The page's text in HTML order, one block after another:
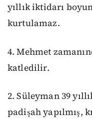
yıllık iktidarı
kurtulamaz.
4. Mehmet
katledilir.
2. Süleyman 39
padişah yapılmış,